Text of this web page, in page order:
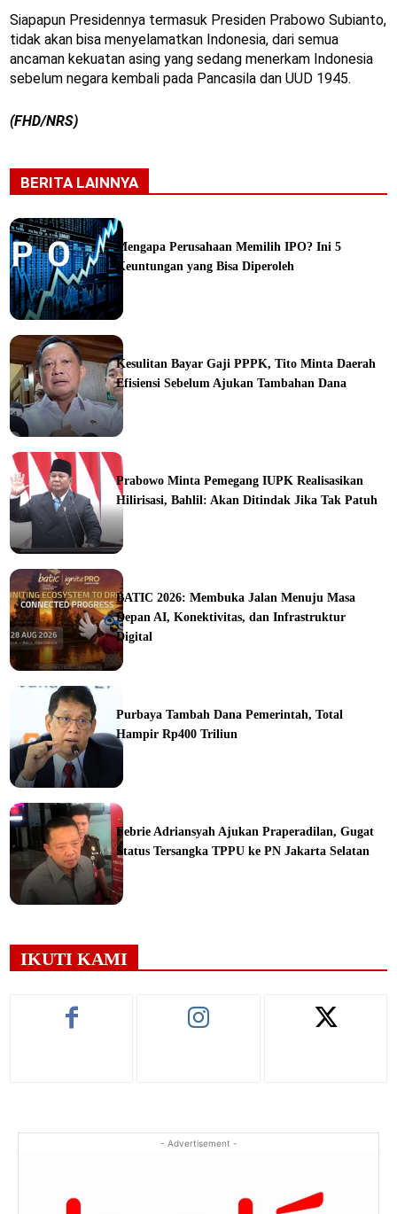
Siapapun Presidennya termasuk Presiden Prabowo Subianto,
tidak akan bisa menyelamatkan Indonesia, dari semua
ancaman kekuatan asing yang sedang menerkam Indonesia
sebelum negara kembali pada Pancasila dan UUD 1945.
(FHD/NRS)
BERITA LAINNYA
Mengapa Perusahaan Memilih IPO? Ini 5
Keuntungan yang Bisa Diperoleh
Kesulitan Bayar Gaji PPPK, Tito Minta Daerah
Efisiensi Sebelum Ajukan Tambahan Dana
Prabowo Minta Pemegang IUPK Realisasikan
Hilirisasi, Bahlil: Akan Ditindak Jika Tak Patuh
BATIC 2026: Membuka Jalan Menuju Masa
Depan AI, Konektivitas, dan Infrastruktur
Digital
Purbaya Tambah Dana Pemerintah, Total
Hampir Rp400 Triliun
Febrie Adriansyah Ajukan Praperadilan, Gugat
Status Tersangka TPPU ke PN Jakarta Selatan
IKUTI KAMI
- Advertisement -